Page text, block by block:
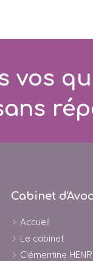
vos
Cabinet
Accueil
Le cabinet
Clémentine